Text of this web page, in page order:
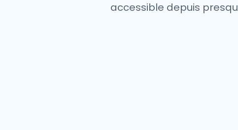
accessible depuis